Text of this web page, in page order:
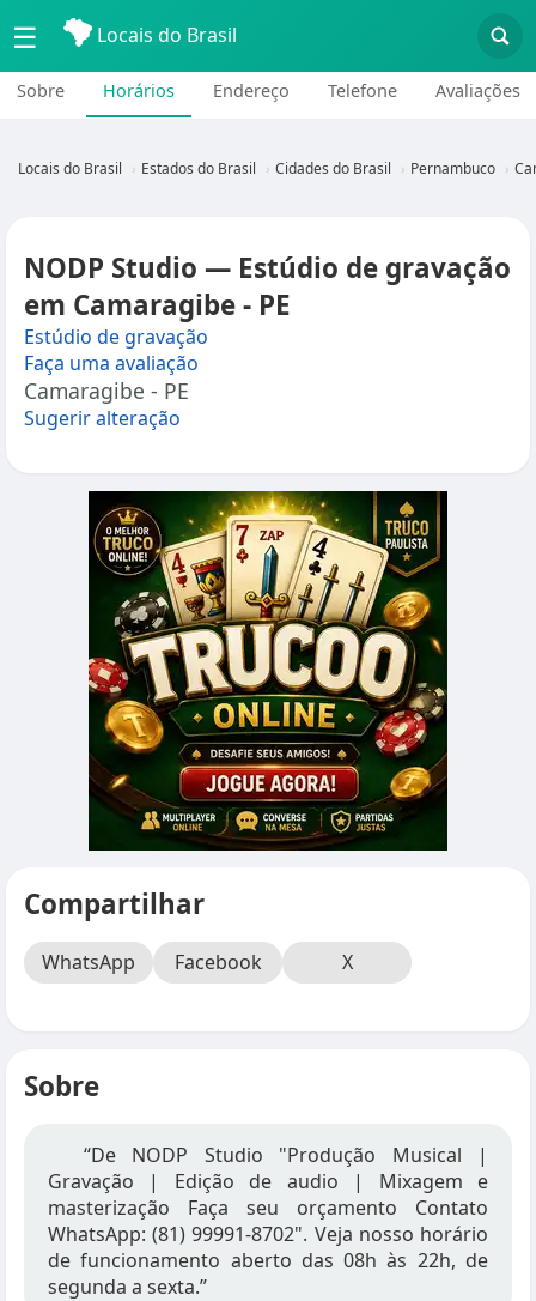
☰ Locais do Brasil
Sobre Horários Endereço Telefone Avaliações
Locais do Brasil Estados do Brasil Cidades do Brasil Pernambuco
NODP Studio — Estúdio de gravação
em Camaragibe - PE
Estúdio de gravação
Faça uma avaliação
Camaragibe - PE
Sugerir alteração
Compartilhar
WhatsApp Facebook X
Sobre
“De NODP Studio "Produção Musical |
Gravação | Edição de audio | Mixagem e
masterização Faça seu orçamento Contato
WhatsApp: (81) 99991-8702". Veja nosso horário
de funcionamento aberto das 08h às 22h, de
segunda a sexta.”